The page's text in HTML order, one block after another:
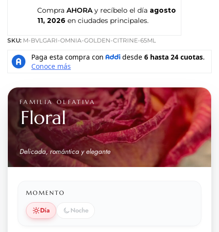
Compra AHORA y recíbelo el día agosto
11, 2026 en ciudades principales.
SKU: M-BVLGARI-OMNIA-GOLDEN-CITRINE-65ML
FAMILIA OLFATIVA
Floral
Delicada, romántica y elegante
MOMENTO
Día Noche